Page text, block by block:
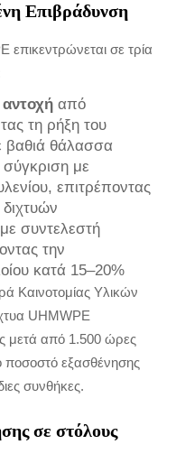
Επιβράδυνση
σε τρία
από
τη ρήξη του
βαθιά θάλασσα
με
επιτρέποντας
με συντελεστή
την
κατά 15–20%
Καινοτομίας Υλικών
UHMWPE
μετά από 1.500 ώρες
εξασθένησης
συνθήκες.
σε στόλους